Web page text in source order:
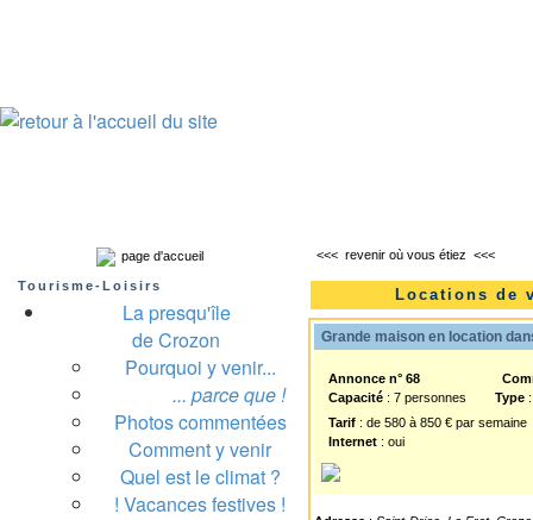
page d'accueil
Tourisme-Loisirs
La presqu'île
de Crozon
Pourquoi y venir...
... parce que !
Photos commentées
Comment y venir
Quel est le climat ?
! Vacances festives !
<<< revenir où vous étiez <<<
Locations de
Grande maison en location
Annonce n° 68
Capacité : 7 personnes Type
Tarif : de 580 à 850 € par semaine
Internet : oui